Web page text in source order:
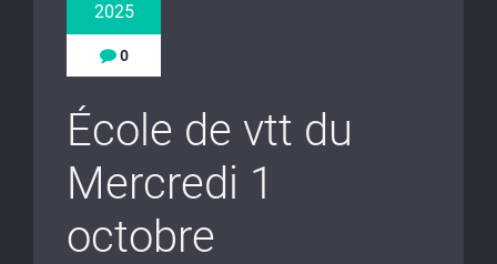
2025
0
École de vtt du
Mercredi 1
octobre